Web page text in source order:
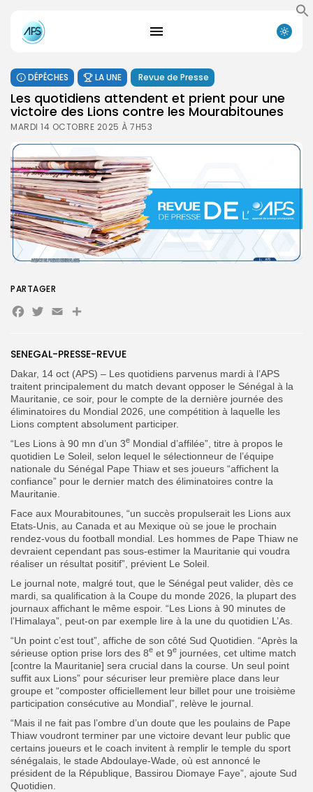
Search
for:
Search
Button
FR
DÉPÊCHES LA UNE Revue de Presse
Les quotidiens attendent et prient pour une
victoire des Lions contre les Mourabitounes
MARDI 14 OCTOBRE 2025 À 7H53
SENEGAL-PRESSE-REVUE
Dakar, 14 oct (APS) – Les quotidiens parvenus mardi à l’APS
traitent principalement du match devant opposer le Sénégal à la
Mauritanie, ce soir, pour le compte de la dernière journée des
éliminatoires du Mondial 2026, une compétition à laquelle les
Lions comptent absolument participer.
“Les Lions à 90 mn d’un 3e Mondial d’affilée”, titre à propos le
quotidien Le Soleil, selon lequel le sélectionneur de l’équipe
nationale du Sénégal Pape Thiaw et ses joueurs “affichent la
confiance” pour le dernier match des éliminatoires contre la
Mauritanie.
Face aux Mourabitounes, “un succès propulserait les Lions aux
Etats-Unis, au Canada et au Mexique où se joue le prochain
rendez-vous du football mondial. Les hommes de Pape Thiaw ne
devraient cependant pas sous-estimer la Mauritanie qui voudra
réaliser un résultat positif”, prévient Le Soleil.
Le journal note, malgré tout, que le Sénégal peut valider, dès ce
mardi, sa qualification à la Coupe du monde 2026, la plupart des
journaux affichant le même espoir. “Les Lions à 90 minutes de
l’Himalaya”, peut-on par exemple lire à la une du quotidien L’As.
“Un point c’est tout”, affiche de son côté Sud Quotidien. “Après la
sérieuse option prise lors des 8e et 9e journées, cet ultime match
[contre la Mauritanie] sera crucial dans la course. Un seul point
suffit aux Lions” pour sécuriser leur première place dans leur
groupe et “composter officiellement leur billet pour une troisième
participation consécutive au Mondial”, relève le journal.
“Mais il ne fait pas l’ombre d’un doute que les poulains de Pape
Thiaw voudront terminer par une victoire devant leur public que
certains joueurs et le coach invitent à remplir le temple du sport
sénégalais, le stade Abdoulaye-Wade, où est annoncé le
président de la République, Bassirou Diomaye Faye”, ajoute Sud
Quotidien.
PARTAGER
Facebook
Twitter
EmailPartager